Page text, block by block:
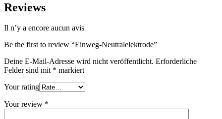
Reviews
Il n’y a encore aucun avis
Be the first to review “Einweg-Neutralelektrode”
Deine E-Mail-Adresse wird nicht veröffentlicht. Erforderliche
Felder sind mit * markiert
Your rating
Your review *